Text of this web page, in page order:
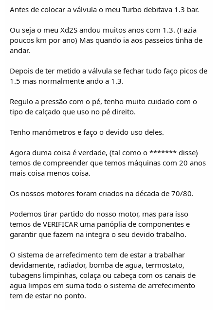
Antes de colocar a válvula o meu Turbo debitava 1.3 bar.
Ou seja o meu Xd2S andou muitos anos com 1.3. (Fazia
poucos km por ano) Mas quando ia aos passeios tinha de
andar.
Depois de ter metido a válvula se fechar tudo faço picos de
1.5 mas normalmente ando a 1.3.
Regulo a pressão com o pé, tenho muito cuidado com o
tipo de calçado que uso no pé direito.
Tenho manómetros e faço o devido uso deles.
Agora duma coisa é verdade, (tal como o ******* disse)
temos de compreender que temos máquinas com 20 anos
mais coisa menos coisa.
Os nossos motores foram criados na década de 70/80.
Podemos tirar partido do nosso motor, mas para isso
temos de VERIFICAR uma panóplia de componentes e
garantir que fazem na integra o seu devido trabalho.
O sistema de arrefecimento tem de estar a trabalhar
devidamente, radiador, bomba de agua, termostato,
tubagens limpinhas, colaça ou cabeça com os canais de
agua limpos em suma todo o sistema de arrefecimento
tem de estar no ponto.